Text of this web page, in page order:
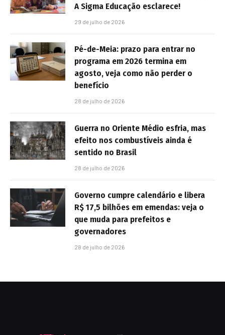
A Sigma Educação esclarece!
29 de julho de 2026
Pé-de-Meia: prazo para entrar no
programa em 2026 termina em
agosto, veja como não perder o
benefício
28 de julho de 2026
Guerra no Oriente Médio esfria, mas
efeito nos combustíveis ainda é
sentido no Brasil
28 de julho de 2026
Governo cumpre calendário e libera
R$ 17,5 bilhões em emendas: veja o
que muda para prefeitos e
governadores
28 de julho de 2026